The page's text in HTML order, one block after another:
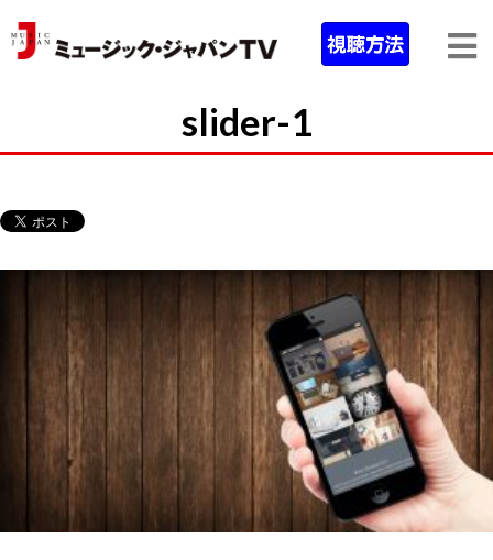
slider-1